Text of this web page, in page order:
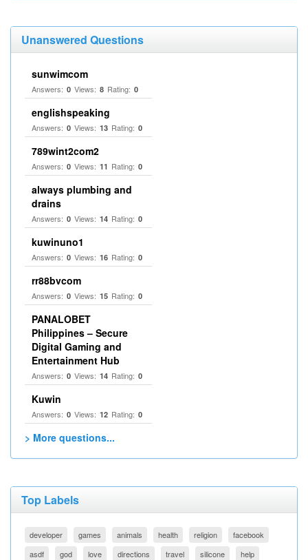
Unanswered Questions
sunwimcom
Answers: 0 Views: 8 Rating: 0
englishspeaking
Answers: 0 Views: 13 Rating: 0
789wint2com2
Answers: 0 Views: 11 Rating: 0
always plumbing and
drains
Answers: 0 Views: 14 Rating: 0
kuwinuno1
Answers: 0 Views: 16 Rating: 0
rr88bvcom
Answers: 0 Views: 15 Rating: 0
PANALOBET
Philippines – Secure
Digital Gaming and
Entertainment Hub
Answers: 0 Views: 14 Rating: 0
Kuwin
Answers: 0 Views: 12 Rating: 0
> More questions...
Top Labels
developer games animals health religion
facebook
asdf
god love directions travel silicone help